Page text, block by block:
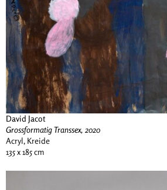
David Jacot
Grossformatig Transsex, 2020
Acryl, Kreide
135 x 185 cm